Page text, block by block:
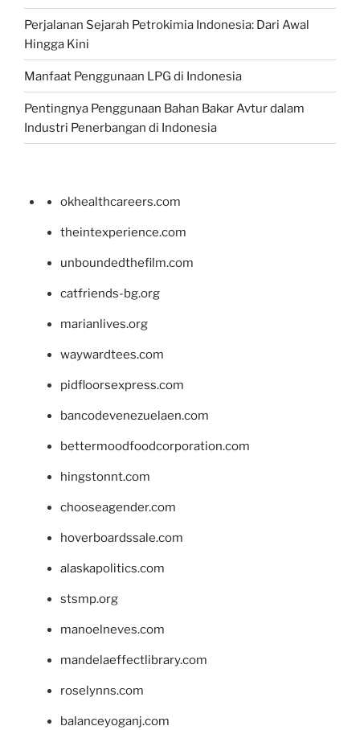
Perjalanan Sejarah Petrokimia Indonesia: Dari Awal
Hingga Kini
Manfaat Penggunaan LPG di Indonesia
Pentingnya Penggunaan Bahan Bakar Avtur dalam
Industri Penerbangan di Indonesia
okhealthcareers.com
theintexperience.com
unboundedthefilm.com
catfriends-bg.org
marianlives.org
waywardtees.com
pidfloorsexpress.com
bancodevenezuelaen.com
bettermoodfoodcorporation.com
hingstonnt.com
chooseagender.com
hoverboardssale.com
alaskapolitics.com
stsmp.org
manoelneves.com
mandelaeffectlibrary.com
roselynns.com
balanceyoganj.com